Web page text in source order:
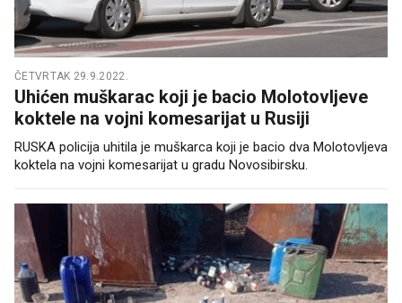
ČETVRTAK 29.9.2022.
Uhićen muškarac koji je bacio Molotovljeve
koktele na vojni komesarijat u Rusiji
RUSKA policija uhitila je muškarca koji je bacio dva Molotovljeva
koktela na vojni komesarijat u gradu Novosibirsku.